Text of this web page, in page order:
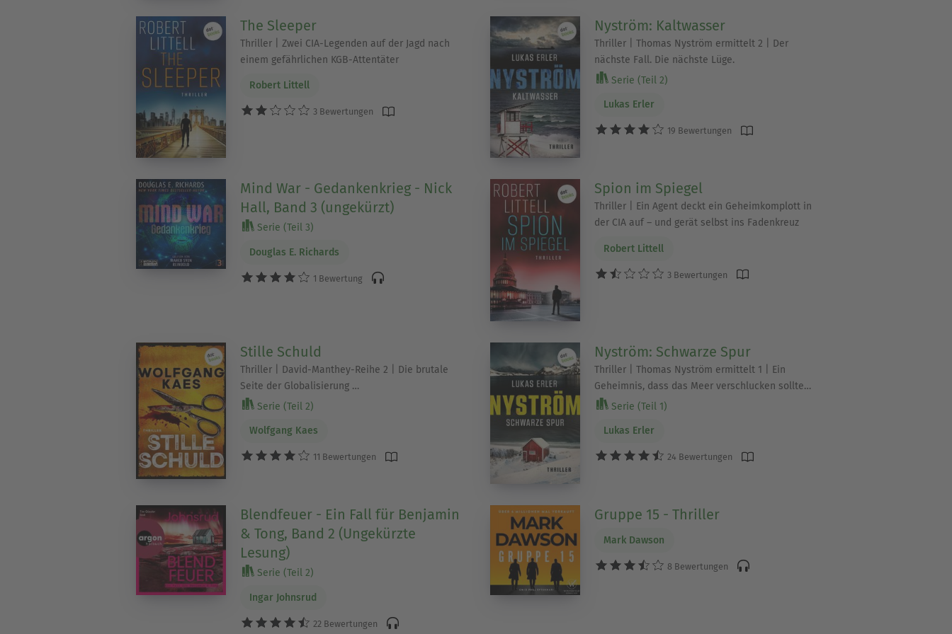
The Sleeper
Thriller | Zwei CIA-Legenden auf der Jagd nach
einem gefährlichen KGB-Attentäter
Robert Littell
3 Bewertungen
Nyström: Kaltwasser
Thriller | Thomas Nyström ermittelt 2 | Der
nächste Fall. Die nächste Lüge.
Serie (Teil 2)
Lukas Erler
19 Bewertungen
Mind War - Gedankenkrieg - Nick
Hall, Band 3 (ungekürzt)
Serie (Teil 3)
Douglas E. Richards
1 Bewertung
Spion im Spiegel
Thriller | Ein Agent deckt ein Geheimkomplott in
der CIA auf – und gerät selbst ins Fadenkreuz
Robert Littell
3 Bewertungen
Stille Schuld
Thriller | David-Manthey-Reihe 2 | Die brutale
Seite der Globalisierung …
Serie (Teil 2)
Wolfgang Kaes
11 Bewertungen
Nyström: Schwarze Spur
Thriller | Thomas Nyström ermittelt 1 | Ein
Geheimnis, dass das Meer verschlucken sollte…
Serie (Teil 1)
Lukas Erler
24 Bewertungen
Blendfeuer - Ein Fall für Benjamin
& Tong, Band 2 (Ungekürzte
Lesung)
Serie (Teil 2)
Ingar Johnsrud
22 Bewertungen
Gruppe 15 - Thriller
Mark Dawson
8 Bewertungen